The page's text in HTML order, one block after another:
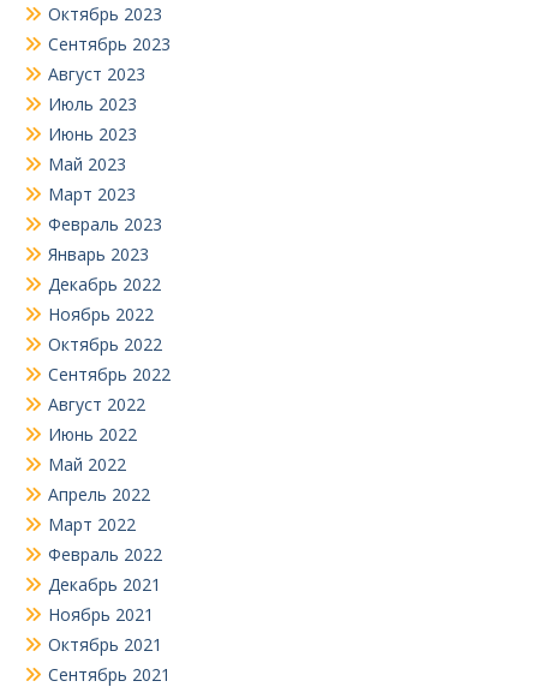
Октябрь 2023
Сентябрь 2023
Август 2023
Июль 2023
Июнь 2023
Май 2023
Март 2023
Февраль 2023
Январь 2023
Декабрь 2022
Ноябрь 2022
Октябрь 2022
Сентябрь 2022
Август 2022
Июнь 2022
Май 2022
Апрель 2022
Март 2022
Февраль 2022
Декабрь 2021
Ноябрь 2021
Октябрь 2021
Сентябрь 2021